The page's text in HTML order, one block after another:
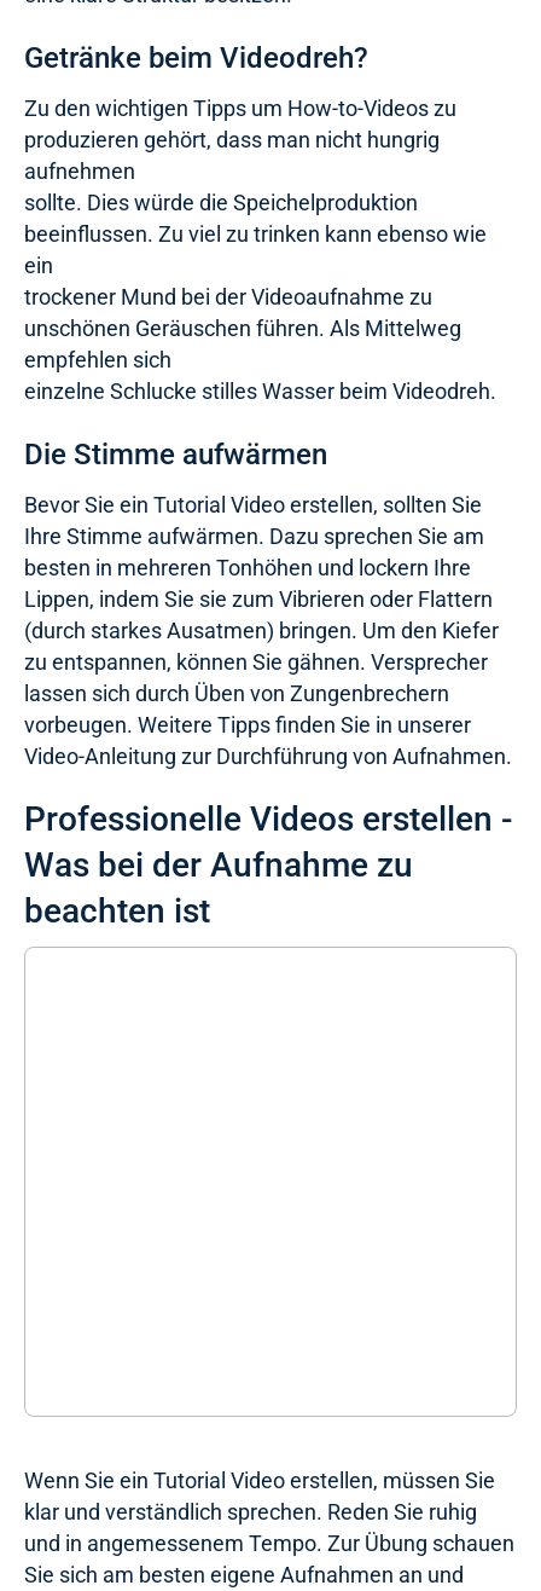
Getränke beim Videodreh?
Zu den wichtigen Tipps um How-to-Videos zu
produzieren gehört, dass man nicht hungrig
aufnehmen
sollte. Dies würde die Speichelproduktion
beeinflussen. Zu viel zu trinken kann ebenso wie
ein
trockener Mund bei der Videoaufnahme zu
unschönen Geräuschen führen. Als Mittelweg
empfehlen sich
einzelne Schlucke stilles Wasser beim Videodreh.
Die Stimme aufwärmen
Bevor Sie ein Tutorial Video erstellen, sollten Sie
Ihre Stimme aufwärmen. Dazu sprechen Sie am
besten in mehreren Tonhöhen und lockern Ihre
Lippen, indem Sie sie zum Vibrieren oder Flattern
(durch starkes Ausatmen) bringen. Um den Kiefer
zu entspannen, können Sie gähnen. Versprecher
lassen sich durch Üben von Zungenbrechern
vorbeugen. Weitere Tipps finden Sie in unserer
Video-Anleitung zur Durchführung von Aufnahmen.
Professionelle Videos erstellen -
Was bei der Aufnahme zu
beachten ist
Wenn Sie ein Tutorial Video erstellen, müssen Sie
klar und verständlich sprechen. Reden Sie ruhig
und in angemessenem Tempo. Zur Übung schauen
Sie sich am besten eigene Aufnahmen an und